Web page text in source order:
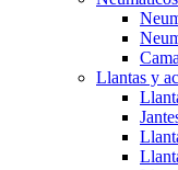
Llantas y